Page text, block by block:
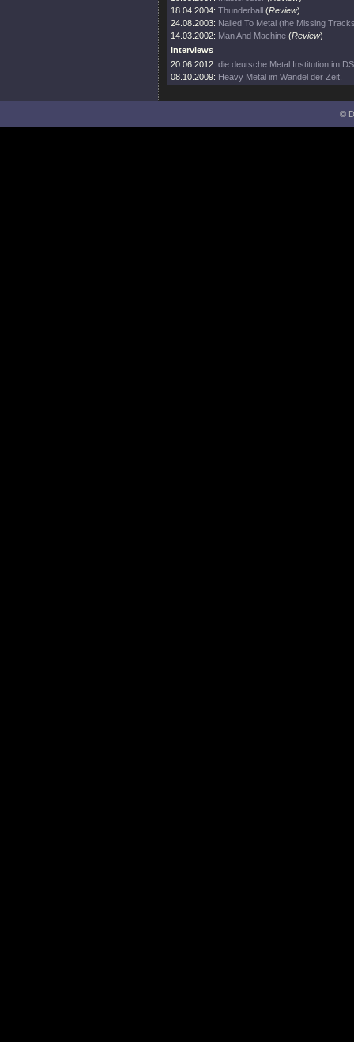
18.04.2004: Thunderball (Review)
24.08.2003: Nailed To Metal (the Missing
14.03.2002: Man And Machine (Review)
Interviews
20.06.2012: die deutsche Metal Institution im
08.10.2009: Heavy Metal im Wandel der Zeit.
©